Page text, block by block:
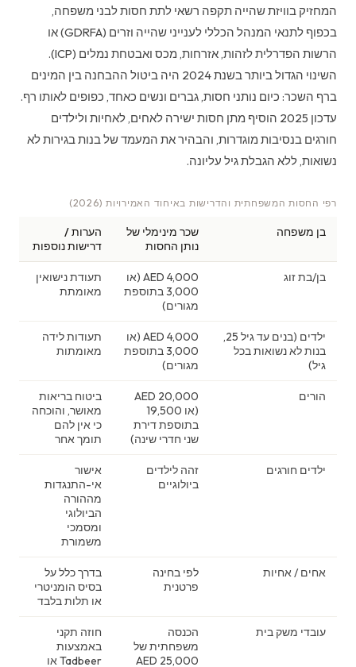
המחזיק בוויזת שהייה תקפה רשאי לתת חסות לבני משפחה,
בכפוף לתנאי המנהל הכללי לענייני שהייה וזרים (GDRFA) או
הרשות הפדרלית לזהות, אזרחות, מכס ואבטחת נמלים (ICP).
השינוי הגדול ביותר בשנת 2024 היה ביטול ההבחנה בין המינים
ברף השכר: כיום נותני חסות, גברים ונשים כאחד, כפופים לאותו רף.
עדכון 2025 הוסיף מתן חסות ישירה לאחים, לאחיות ולילדים
חורגים בנסיבות מוגדרות, והבהיר את המעמד של בנות בגירות לא
נשואות, ללא הגבלת גיל עליונה.
רפי החסות המשפחתית והדרישות באיחוד האמירויות (2026)
בן משפחה
שכר מינימלי של
נותן החסות
הערות /
דרישות נוספות
בן/בת זוג
4,000 AED (או
3,000 בתוספת
מגורים)
תעודת נישואין
מאומתת
ילדים (בנים עד גיל 25,
בנות לא נשואות בכל
גיל)
4,000 AED (או
3,000 בתוספת
מגורים)
תעודות לידה
מאומתות
הורים
20,000 AED
(או 19,500
בתוספת דירת
שני חדרי שינה)
ביטוח בריאות
מאושר, והוכחה
כי אין להם
תומך אחר
ילדים חורגים
זהה לילדים
ביולוגיים
אישור
אי-התנגדות
מההורה
הביולוגי
ומסמכי
משמורת
אחים / אחיות
לפי בחינה
פרטנית
בדרך כלל על
בסיס הומניטרי
או תלות בלבד
עובדי משק בית
הכנסה
משפחתית של
25,000 AED
חוזה תקני
באמצעות
Tadbeer או